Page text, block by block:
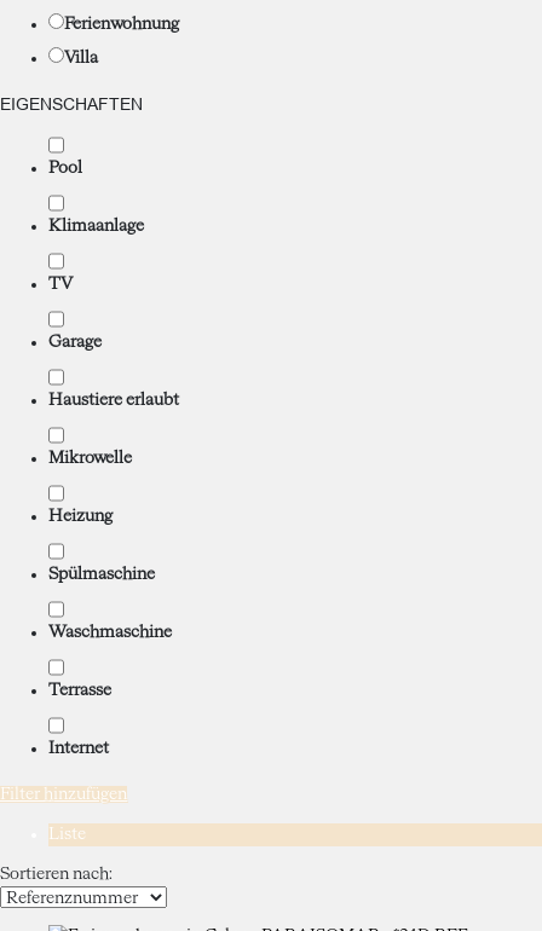
Ferienwohnung
Villa
EIGENSCHAFTEN
Pool
Klimaanlage
TV
Garage
Haustiere erlaubt
Mikrowelle
Heizung
Spülmaschine
Waschmaschine
Terrasse
Internet
Filter hinzufügen
Liste
Sortieren nach: